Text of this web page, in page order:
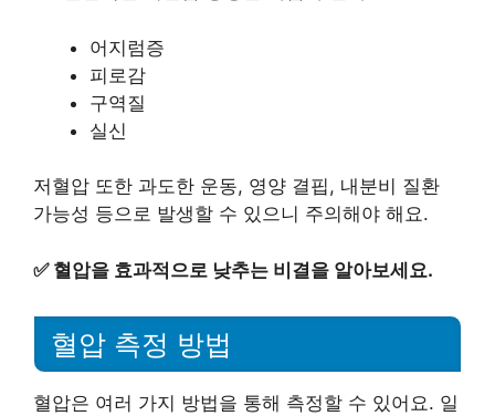
어지럼증
피로감
구역질
실신
저혈압 또한 과도한 운동, 영양 결핍, 내분비 질환
가능성 등으로 발생할 수 있으니 주의해야 해요.
✅ 혈압을 효과적으로 낮추는 비결을 알아보세요.
혈압 측정 방법
혈압은 여러 가지 방법을 통해 측정할 수 있어요. 일